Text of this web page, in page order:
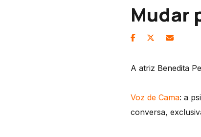
Mudar
A atriz Benedita
Voz de Cama: a
conversa,